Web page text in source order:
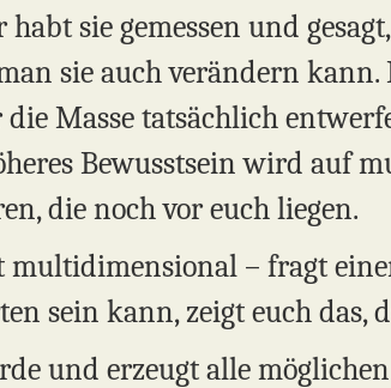
sie gemessen und
sie auch verändern
Masse tatsächlich
Bewusstsein wird auf
die noch vor euch liegen.
multidimensional – fragt
sein kann, zeigt euch das,
und erzeugt alle